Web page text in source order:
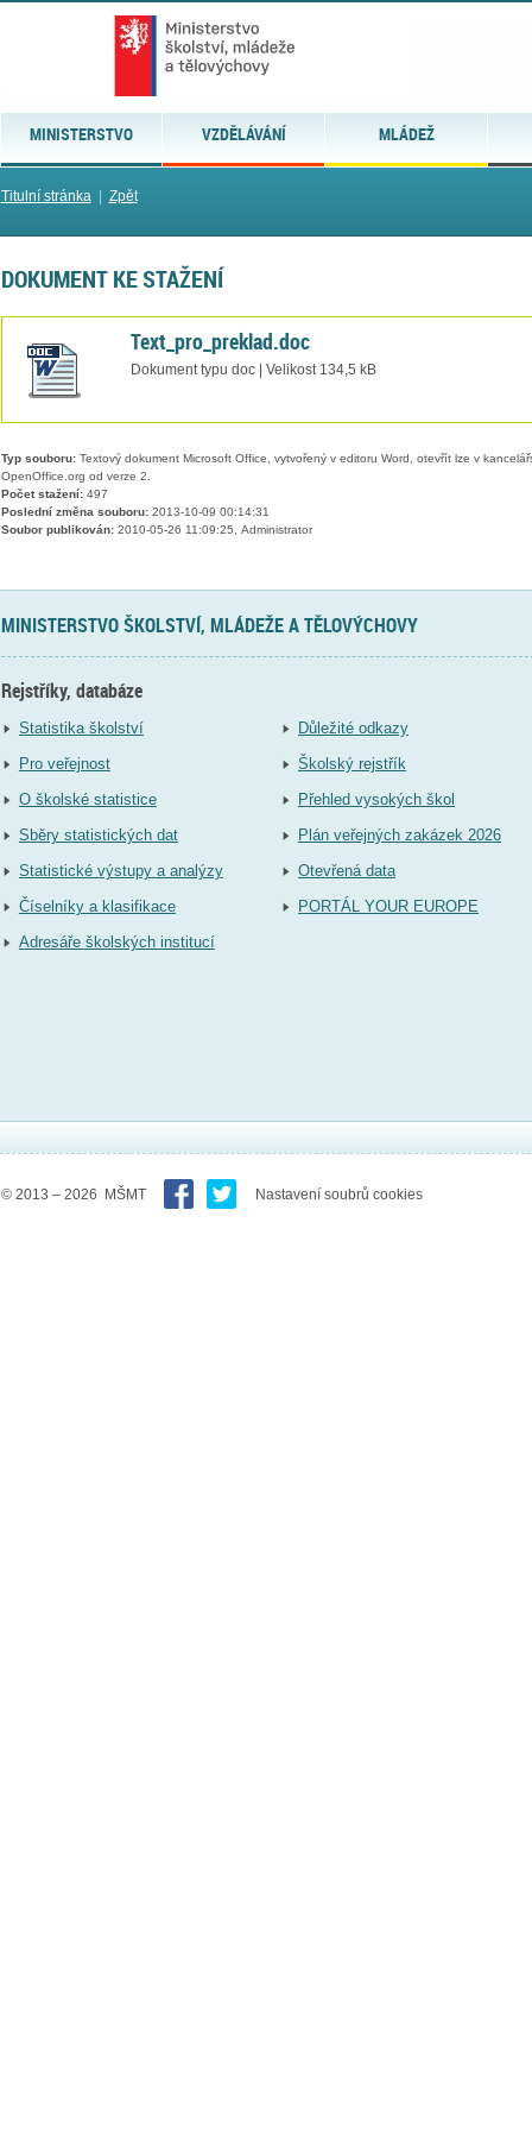
MINISTERSTVO VZDĚLÁVÁNÍ MLÁDEŽ
Titulní stránka| Zpět
DOKUMENT KE STAŽENÍ
Text_pro_preklad.doc
Dokument typu doc | Velikost 134,5 kB
Typ souboru:Textový dokument Microsoft Office, vytvořený v editoru Word, otevřít lze v
OpenOffice.org od verze 2.
Počet stažení:497
Poslední změna souboru:2013-10-09 00:14:31
Soubor publikován:2010-05-26 11:09:25, Administrator
MINISTERSTVO ŠKOLSTVÍ, MLÁDEŽE A TĚLOVÝCHOVY
Rejstříky, databáze
Statistika školství
Pro veřejnost
O školské statistice
Sběry statistických dat
Statistické výstupy a analýzy
Číselníky a klasifikace
Adresáře školských institucí
Důležité odkazy
Školský rejstřík
Přehled vysokých škol
Plán veřejných zakázek 2026
Otevřená data
PORTÁL YOUR EUROPE
© 2013 – 2026 MŠMT Nastavení soubrů cookies